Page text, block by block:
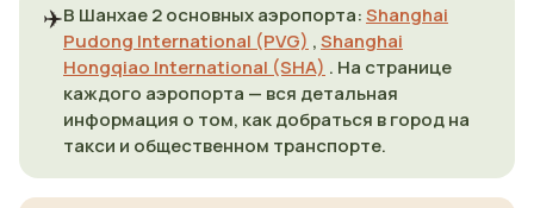
✈️В Шанхае 2 основных аэропорта:Shanghai
Pudong International (PVG) ,Shanghai
Hongqiao International (SHA) . На странице
каждого аэропорта — вся детальная
информация о том, как добраться в город на
такси и общественном транспорте.